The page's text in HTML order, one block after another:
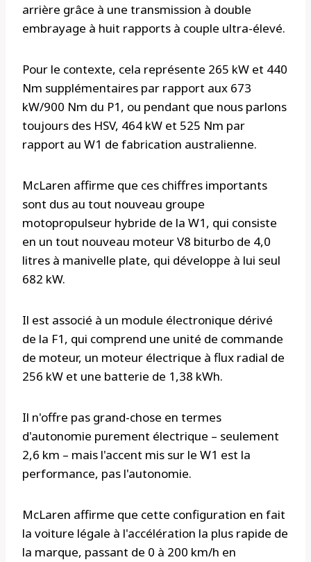
arrière grâce à une transmission à double
embrayage à huit rapports à couple ultra-élevé.
Pour le contexte, cela représente 265 kW et 440
Nm supplémentaires par rapport aux 673
kW/900 Nm du P1, ou pendant que nous parlons
toujours des HSV, 464 kW et 525 Nm par
rapport au W1 de fabrication australienne.
McLaren affirme que ces chiffres importants
sont dus au tout nouveau groupe
motopropulseur hybride de la W1, qui consiste
en un tout nouveau moteur V8 biturbo de 4,0
litres à manivelle plate, qui développe à lui seul
682 kW.
Il est associé à un module électronique dérivé
de la F1, qui comprend une unité de commande
de moteur, un moteur électrique à flux radial de
256 kW et une batterie de 1,38 kWh.
Il n'offre pas grand-chose en termes
d'autonomie purement électrique – seulement
2,6 km – mais l'accent mis sur le W1 est la
performance, pas l'autonomie.
McLaren affirme que cette configuration en fait
la voiture légale à l'accélération la plus rapide de
la marque, passant de 0 à 200 km/h en